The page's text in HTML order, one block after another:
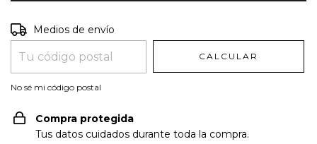
Entregas para el CP:
Medios de envío
CALCULAR
No sé mi código postal
Compra protegida
Tus datos cuidados durante toda la compra.